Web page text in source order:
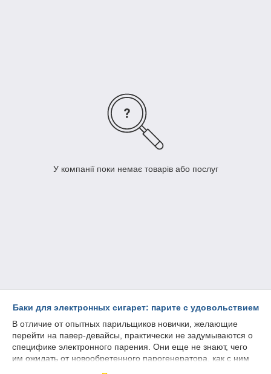
У компанії поки немає товарів або послуг
Баки для электронных сигарет: парите с удовольствием
В отличие от опытных парильщиков новички, желающие
перейти на павер-девайсы, практически не задумываются о
специфике электронного парения. Они еще не знают, чего
им ожидать от новообретенного парогенератора, как с ним